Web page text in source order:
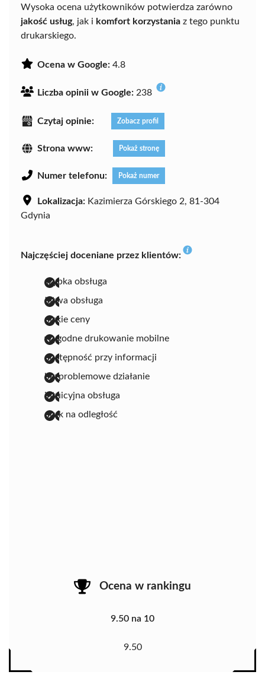
Wysoka ocena użytkowników potwierdza zarówno
jakość usług, jak i komfort korzystania z tego punktu
drukarskiego.
Ocena w Google: 4.8
Liczba opinii w Google: 238
Czytaj opinie: Zobacz profil
Strona www: Pokaż stronę
Numer telefonu: Pokaż numer
Lokalizacja: Kazimierza Górskiego 2, 81-304
Gdynia
Najczęściej doceniane przez klientów:
szybka obsługa
łatwa obsługa
niskie ceny
wygodne drukowanie mobilne
dostępność przy informacji
bezproblemowe działanie
intuicyjna obsługa
druk na odległość
Ocena w rankingu
9.50 na 10
9.50